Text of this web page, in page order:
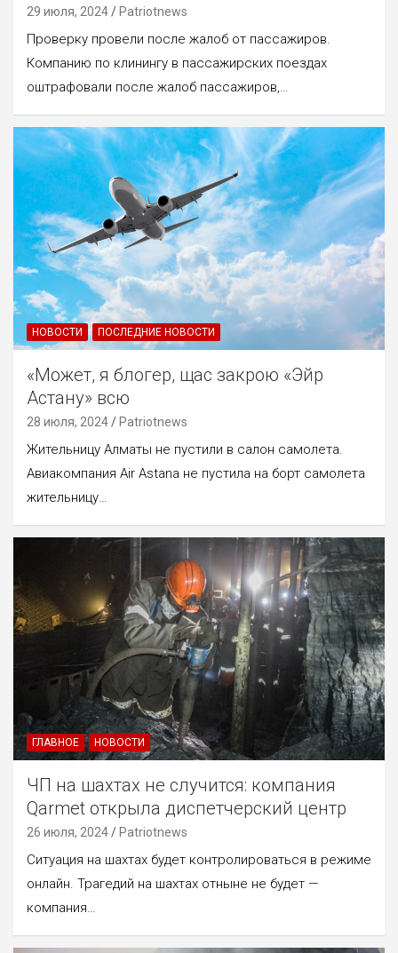
29 июля, 2024 Patriotnews
Проверку провели после жалоб от пассажиров.
Компанию по клинингу в пассажирских поездах
оштрафовали после жалоб пассажиров,…
НОВОСТИ ПОСЛЕДНИЕ НОВОСТИ
«Может, я блогер, щас закрою «Эйр
Астану» всю
28 июля, 2024 Patriotnews
Жительницу Алматы не пустили в салон самолета.
Авиакомпания Air Astana не пустила на борт самолета
жительницу…
ГЛАВНОЕ НОВОСТИ
ЧП на шахтах не случится: компания
Qarmet открыла диспетчерский центр
26 июля, 2024 Patriotnews
Ситуация на шахтах будет контролироваться в режиме
онлайн. Трагедий на шахтах отныне не будет —
компания…